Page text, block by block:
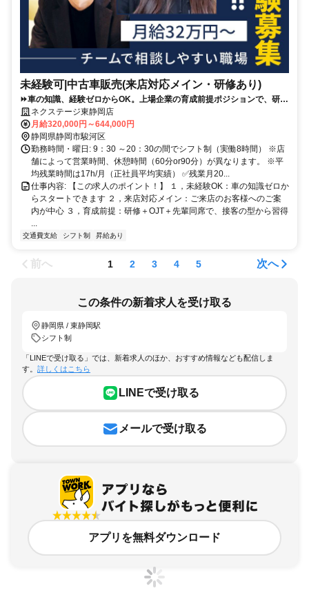
未経験可|中古車販売(来店対応メイン・研修あり)
⏩️車の知識、経験ゼロからOK。上場企業の育成前提ポジションで、研修
＋先輩同席で接客の型から学べます。
ネクステージ東静岡店
月給320,000円～644,000円
静岡県静岡市駿河区
勤務時間・曜日: 9：30 ～20：30の間でシフト制（実働8時間） ※店
舗によって営業時間、休憩時間（60分or90分）が異なります。 ※平
均残業時間は17h/月（正社員平均実績） ✅残業月20...
仕事内容: 【この求人のポイント！】 １，未経験OK：車の知識ゼロか
らスタートできます ２，来店対応メイン：ご来店のお客様へのご案
内が中心 ３，育成前提：研修＋OJT＋先輩同席で、接客の型から習得
...
交通費支給 シフト制 昇給あり
前へ 1 2 3 4 5 次へ
この条件の新着求人を受け取る
静岡県 / 東静岡駅
シフト制
「LINEで受け取る」では、新着求人のほか、おすすめ情報なども配信しま
す。 詳しくはこちら
LINEで受け取る
メールで受け取る
アプリを無料ダウンロード